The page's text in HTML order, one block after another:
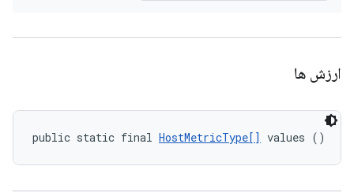
ارزش ها
public static final HostMetricType[] values ()